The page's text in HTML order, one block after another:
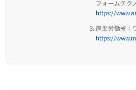
フォームテク
https://
厚生労働省：
https://